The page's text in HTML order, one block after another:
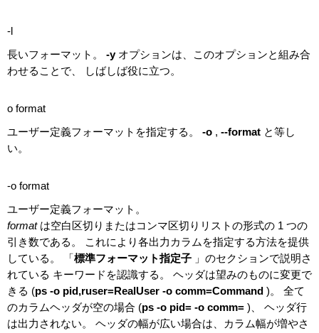
-l
長いフォーマット。 -yオプションは、このオプションと組み合
わせることで、 しばしば役に立つ。
o format
ユーザー定義フォーマットを指定する。 -o , --format と等し
い。
-o format
ユーザー定義フォーマット。
formatは空白区切りまたはコンマ区切りリストの形式の 1 つの
引き数である。 これにより各出力カラムを指定する方法を提供
している。 「標準フォーマット指定子 」のセクションで説明さ
れている キーワードを認識する。 ヘッダは望みのものに変更で
きる (ps -o pid,ruser=RealUser -o comm=Command )。 全て
のカラムヘッダが空の場合 (ps -o pid= -o comm= )、 ヘッダ行
は出力されない。 ヘッダの幅が広い場合は、カラム幅が増やさ